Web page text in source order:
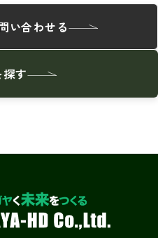
い合わせる
す